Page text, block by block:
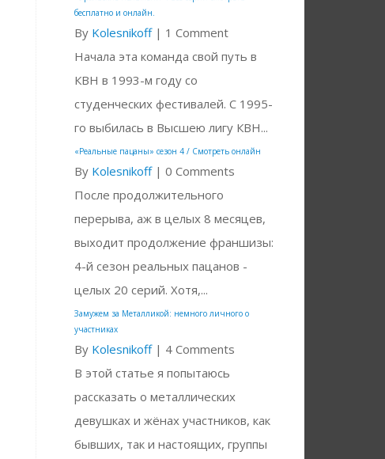
бесплатно и онлайн.
By Kolesnikoff| 1 Comment
Начала эта команда свой путь в
КВН в 1993-м году со
студенческих фестивалей. С 1995-
го выбилась в Высшею лигу КВН...
«Реальные пацаны» сезон 4 / Смотреть онлайн
By Kolesnikoff| 0 Comments
После продолжительного
перерыва, аж в целых 8 месяцев,
выходит продолжение франшизы:
4-й сезон реальных пацанов -
целых 20 серий. Хотя,...
Замужем за Металликой: немного личного о
участниках
By Kolesnikoff| 4 Comments
В этой статье я попытаюсь
рассказать о металлических
девушках и жёнах участников, как
бывших, так и настоящих, группы